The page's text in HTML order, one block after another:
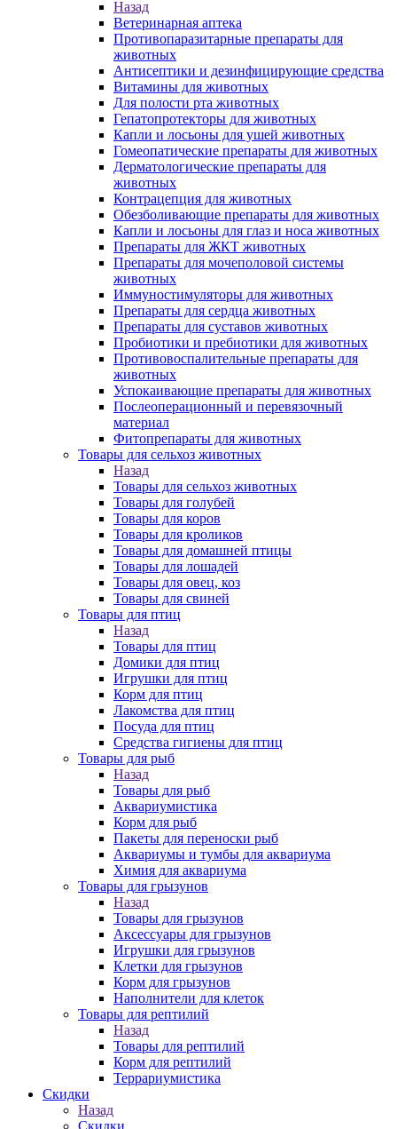
Назад
Ветеринарная аптека
Противопаразитарные препараты для
животных
Антисептики и дезинфицирующие средства
Витамины для животных
Для полости рта животных
Гепатопротекторы для животных
Капли и лосьоны для ушей животных
Гомеопатические препараты для животных
Дерматологические препараты для
животных
Контрацепция для животных
Обезболивающие препараты для животных
Капли и лосьоны для глаз и носа животных
Препараты для ЖКТ животных
Препараты для мочеполовой системы
животных
Иммуностимуляторы для животных
Препараты для сердца животных
Препараты для суставов животных
Пробиотики и пребиотики для животных
Противовоспалительные препараты для
животных
Успокаивающие препараты для животных
Послеоперационный и перевязочный
материал
Фитопрепараты для животных
Товары для сельхоз животных
Назад
Товары для сельхоз животных
Товары для голубей
Товары для коров
Товары для кроликов
Товары для домашней птицы
Товары для лошадей
Товары для овец, коз
Товары для свиней
Товары для птиц
Назад
Товары для птиц
Домики для птиц
Игрушки для птиц
Корм для птиц
Лакомства для птиц
Посуда для птиц
Средства гигиены для птиц
Товары для рыб
Назад
Товары для рыб
Аквариумистика
Корм для рыб
Пакеты для переноски рыб
Аквариумы и тумбы для аквариума
Химия для аквариума
Товары для грызунов
Назад
Товары для грызунов
Аксессуары для грызунов
Игрушки для грызунов
Клетки для грызунов
Корм для грызунов
Наполнители для клеток
Товары для рептилий
Назад
Товары для рептилий
Корм для рептилий
Террариумистика
Скидки
Назад
Скидки